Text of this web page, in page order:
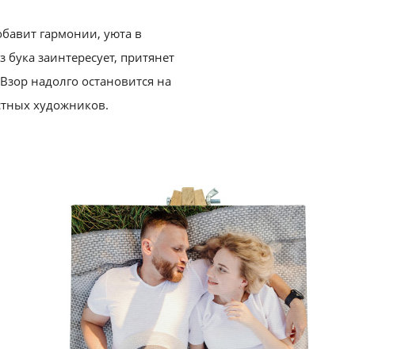
гармонии, уюта в
заинтересует, притянет
надолго остановится на
художников.